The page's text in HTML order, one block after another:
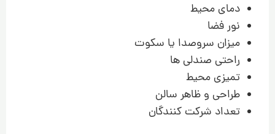
دمای محیط
نور فضا
میزان سروصدا یا سکوت
راحتی صندلی ها
تمیزی محیط
طراحی و ظاهر سالن
تعداد شرکت کنندگان